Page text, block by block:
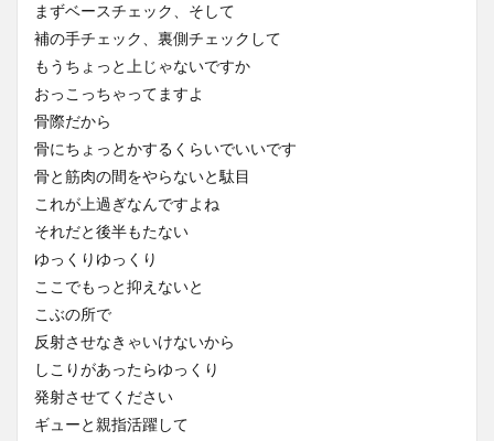
まずベースチェック、そして
補の手チェック、裏側チェックして
もうちょっと上じゃないですか
おっこっちゃってますよ
骨際だから
骨にちょっとかするくらいでいいです
骨と筋肉の間をやらないと駄目
これが上過ぎなんですよね
それだと後半もたない
ゆっくりゆっくり
ここでもっと抑えないと
こぶの所で
反射させなきゃいけないから
しこりがあったらゆっくり
発射させてください
ギューと親指活躍して